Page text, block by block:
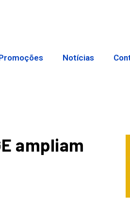
Notícias
ampliam